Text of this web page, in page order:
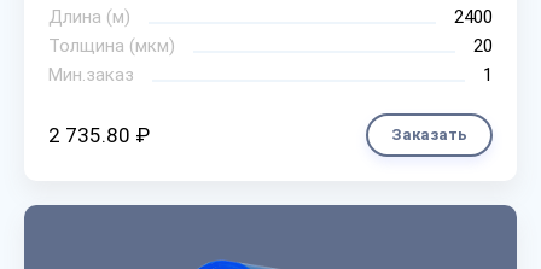
Длина (м)
2400
Толщина (мкм)
20
Мин.заказ
1
2 735.80 ₽ Заказать